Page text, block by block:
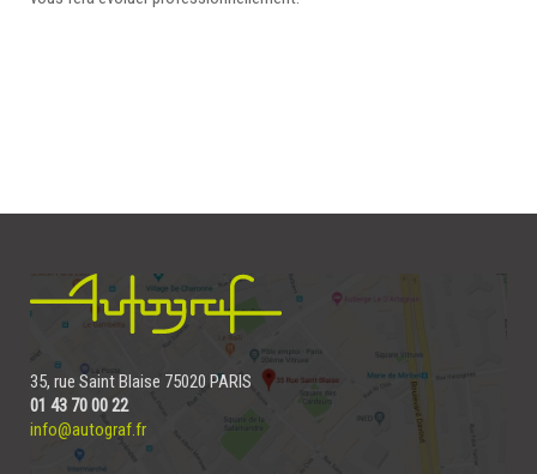
35, rue Saint Blaise 75020 PARIS
01 43 70 00 22
info@autograf.fr